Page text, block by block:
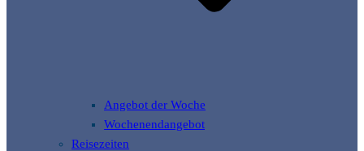
Angebot der Woche
Wochenendangebot
Reisezeiten